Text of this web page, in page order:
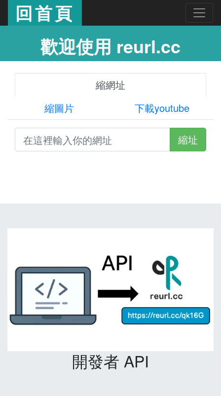
回首頁
歡迎使用 reurl.cc
縮網址
縮圖片
下載youtube
縮址
開發者 API